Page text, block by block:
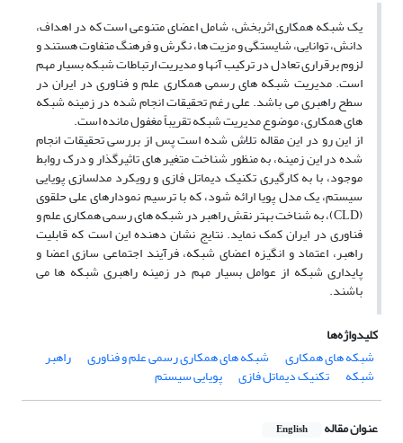
یک شبکه همکاری اثربخش، شامل اعضای متنوعی است که در اهداف،
دانش، توانایی، شایستگی و مزیت ها، نگرش و فرهنگ متفاوت هستند و
لزوم برقراری تعادل در ترکیب آنها و مدیریت ارتباطات شبکه بسیار مهم
است. مدیریت شبکه های رسمی همکاری علم و فناوری در ایران در
سطح راهبری می باشد. علی رغم تحقیقات انجام شده در زمینه شبکه
های همکاری، موضوع مدیریت شبکه تقریباً مغفول مانده است.
از این رو در این مقاله تلاش شده است پس از بررسی تحقیقات انجام
شده در این زمینه، به منظور شناخت متغیر های تاثیرگذار و درک روابط
موجود، با به کارگیری تکنیک دیماتل فازی و رویکرد مدلسازی پویایی
سیستم، یک مدل پویا ارائه شود، که با ترسیم نمودارهای علی حلقوی
(CLD)، به شناخت بهتر نقش راهبر در شبکه های رسمی همکاری علم و
فناوری در ایران کمک نماید. نتایج نشان دهنده این است که قابلیت
راهبر، اعتماد و انگیزه اعضای شبکه، فرآیند اجتماعی سازی اعضا و
پایداری شبکه از عوامل بسیار مهم در زمینه راهبری شبکه ها می
باشند.
کلیدواژه‌ها
شبکه های همکاری
شبکه های همکاری رسمی علم و فناوری راهبر
شبکه تکنیک دیماتل فازی پویایی سیستم
عنوان مقاله English